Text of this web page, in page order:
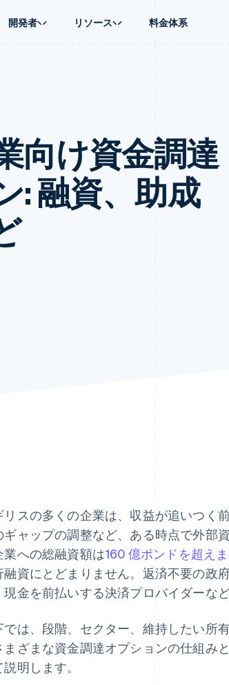
開発者 リソース 料金体系
管理
算
関連
ビジネス
済
プレイス
ォーム
ホスピタリ
保険
メディアお
非営利団体
プロフェッ
パブリック
サブスクリプションを管理
従量課金請求を提供
ステーブルコイン担保型のカードを発行
エージェントによるサービスのプロビジョニ
ニュースル
Stripe
向け資金調達
: 融資、助成
リスの多くの企業は、収益が追いつく
ギャップの調整など、ある時点で外部
業への総融資額は160 億ポンドを超え
融資にとどまりません。返済不要の政
現金を前払いする決済プロバイダーなど
では、段階、セクター、維持したい所
まざまな資金調達オプションの仕組み
明します。